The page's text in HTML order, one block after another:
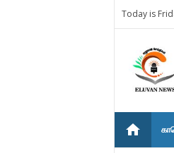
Today is
home